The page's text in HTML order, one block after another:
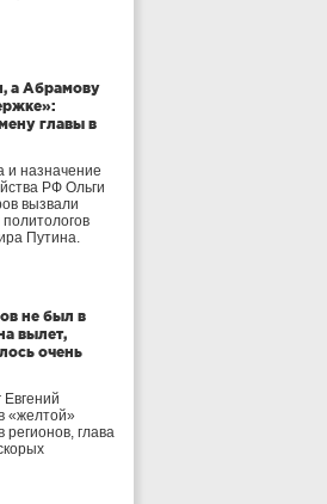
а Абрамову
главы в
и назначение
РФ Ольги
вызвали
Путина.
не был в
вылет,
очень
«желтой»
регионов, глава